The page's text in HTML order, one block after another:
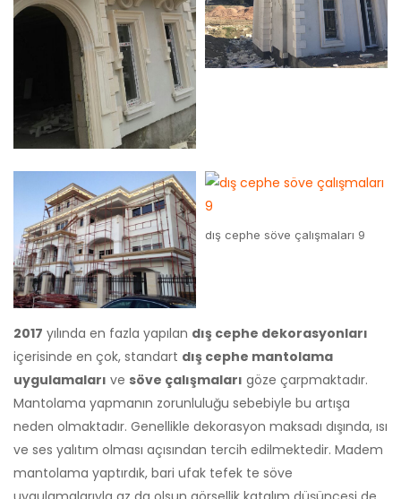
dış cephe söve çalışmaları 9
2017 yılında en fazla yapılan dış cephe dekorasyonları
içerisinde en çok, standart dış cephe mantolama
uygulamaları ve söve çalışmaları göze çarpmaktadır.
Mantolama yapmanın zorunluluğu sebebiyle bu artışa
neden olmaktadır. Genellikle dekorasyon maksadı dışında, ısı
ve ses yalıtım olması açısından tercih edilmektedir. Madem
mantolama yaptırdık, bari ufak tefek te söve